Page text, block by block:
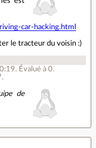
car-hacking.html
le tracteur du voisin :)
. Évalué à0.
de